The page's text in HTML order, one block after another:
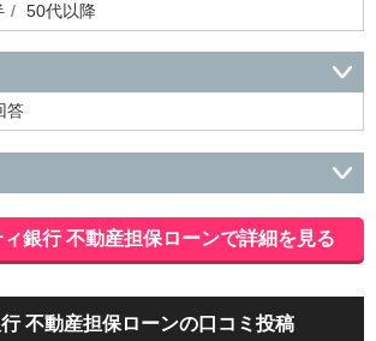
50代以降
答
マスコミ
接客・小売・流通・外食・食
ト・エンターテイメント・ゲーム関連
美
ィア職
クリエイティブ・デザイン・映像・
銀行 不動産担保ローンで詳細を見る
不動産担保ローンの口コミ投稿